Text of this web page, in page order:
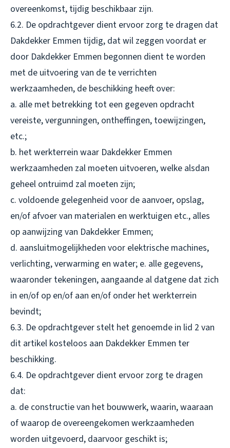
overeenkomst, tijdig beschikbaar zijn.
6.2. De opdrachtgever dient ervoor zorg te dragen dat
Dakdekker Emmen tijdig, dat wil zeggen voordat er
door Dakdekker Emmen begonnen dient te worden
met de uitvoering van de te verrichten
werkzaamheden, de beschikking heeft over:
a. alle met betrekking tot een gegeven opdracht
vereiste, vergunningen, ontheffingen, toewijzingen,
etc.;
b. het werkterrein waar Dakdekker Emmen
werkzaamheden zal moeten uitvoeren, welke alsdan
geheel ontruimd zal moeten zijn;
c. voldoende gelegenheid voor de aanvoer, opslag,
en/of afvoer van materialen en werktuigen etc., alles
op aanwijzing van Dakdekker Emmen;
d. aansluitmogelijkheden voor elektrische machines,
verlichting, verwarming en water; e. alle gegevens,
waaronder tekeningen, aangaande al datgene dat zich
in en/of op en/of aan en/of onder het werkterrein
bevindt;
6.3. De opdrachtgever stelt het genoemde in lid 2 van
dit artikel kosteloos aan Dakdekker Emmen ter
beschikking.
6.4. De opdrachtgever dient ervoor zorg te dragen
dat:
a. de constructie van het bouwwerk, waarin, waaraan
of waarop de overeengekomen werkzaamheden
worden uitgevoerd, daarvoor geschikt is;